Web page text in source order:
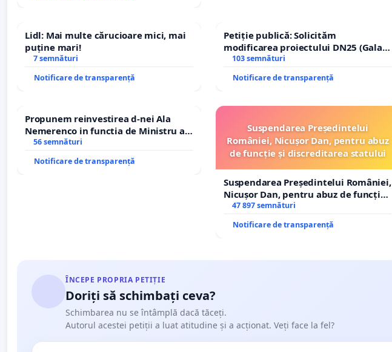
Lidl: Mai multe cărucioare mici, mai
puține mari!
7 semnături
Notificare de transparență
Petiție publică: Solicităm
modificarea proiectului DN25 (Galați
– Hanu Conachi) prin devierea
103 semnături
Notificare de transparență
Propunem reinvestirea d-nei Ala
Nemerenco in functia de Ministru al
Sanatatii
56 semnături
Notificare de transparență
Suspendarea Președintelui
României, Nicușor Dan, pentru abuz
de funcție și discreditarea statului
Suspendarea Președintelui României,
Nicușor Dan, pentru abuz de funcție
și discreditarea statului
47 897 semnături
Notificare de transparență
ÎNCEPE PROPRIA PETIȚIE
Doriți să schimbați ceva?
Schimbarea nu se întâmplă dacă tăceți.
Autorul acestei petiții a luat atitudine și a acționat. Veți face la fel?